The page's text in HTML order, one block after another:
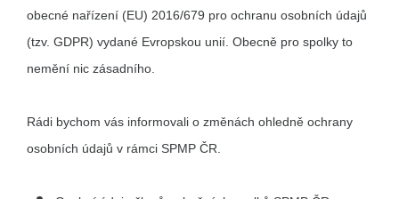
obecné nařízení (EU) 2016/679 pro ochranu osobních údajů
(tzv. GDPR) vydané Evropskou unií. Obecně pro spolky to
nemění nic zásadního.
Rádi bychom vás informovali o změnách ohledně ochrany
osobních údajů v rámci SPMP ČR.